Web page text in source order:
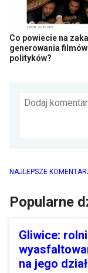
Co powiecie na
generowania
polityków?
Dodaj
NAJLEPSZE
Popularne
Gliwice:
na jego